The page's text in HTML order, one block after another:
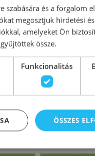
90 WC
ALCA
Univerzális
oldalsó
szabására és a forgalom
megosztjuk hirdetési
amelyeket Ön
össze.
Funkcionalitás
ÖSSZES